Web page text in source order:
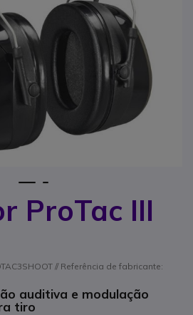
ProTac III
// Referência de fabricante:
auditiva e modulação
tiro
de imagens